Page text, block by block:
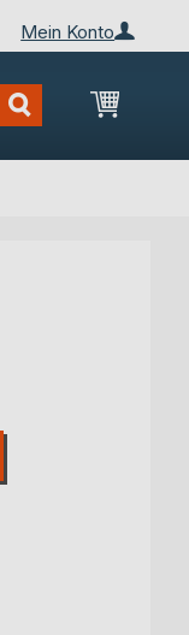
Mein Konto
Mein